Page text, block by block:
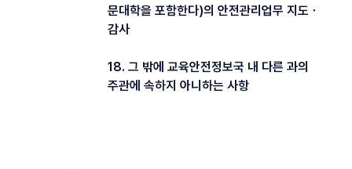
문대학을 포함한다)의 안전관리업무 지도ㆍ
감사
18. 그 밖에 교육안전정보국 내 다른 과의
주관에 속하지 아니하는 사항